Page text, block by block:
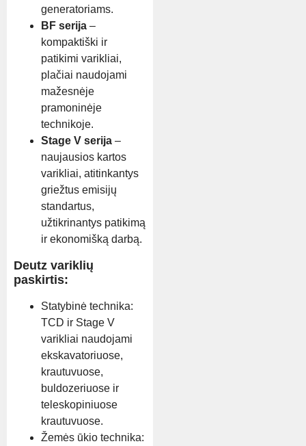
generatoriams.
BF serija –
kompaktiški ir
patikimi varikliai,
plačiai naudojami
mažesnėje
pramoninėje
technikoje.
Stage V serija –
naujausios kartos
varikliai, atitinkantys
griežtus emisijų
standartus,
užtikrinantys patikimą
ir ekonomišką darbą.
Deutz variklių
paskirtis:
Statybinė technika:
TCD ir Stage V
varikliai naudojami
ekskavatoriuose,
krautuvuose,
buldozeriuose ir
teleskopiniuose
krautuvuose.
Žemės ūkio technika: